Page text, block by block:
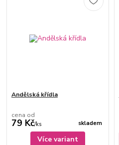
Andělská křídla
cena od
79 Kč/ks skladem
Více variant